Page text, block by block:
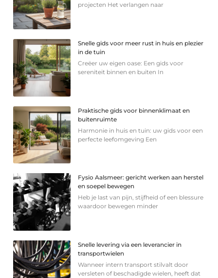
projecten Het verlangen naar
Snelle gids voor meer rust in huis en plezier
in de tuin
Creëer uw eigen oase: Een gids voor
sereniteit binnen en buiten In
Praktische gids voor binnenklimaat en
buitenruimte
Harmonie in huis en tuin: uw gids voor een
perfecte leefomgeving Een
Fysio Aalsmeer: gericht werken aan herstel
en soepel bewegen
Heb je last van pijn, stijfheid of een blessure
waardoor bewegen minder
Snelle levering via een leverancier in
transportwielen
Wanneer intern transport stilvalt door
versleten of beschadigde wielen, heeft dat